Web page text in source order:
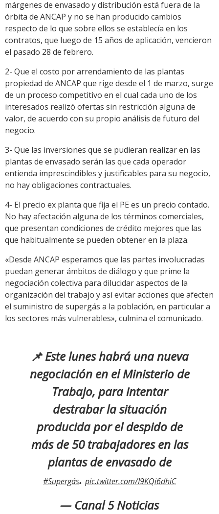
márgenes de envasado y distribución está fuera de la
órbita de ANCAP y no se han producido cambios
respecto de lo que sobre ellos se establecía en los
contratos, que luego de 15 años de aplicación, vencieron
el pasado 28 de febrero.
2- Que el costo por arrendamiento de las plantas
propiedad de ANCAP que rige desde el 1 de marzo, surge
de un proceso competitivo en el cual cada uno de los
interesados realizó ofertas sin restricción alguna de
valor, de acuerdo con su propio análisis de futuro del
negocio.
3- Que las inversiones que se pudieran realizar en las
plantas de envasado serán las que cada operador
entienda imprescindibles y justificables para su negocio,
no hay obligaciones contractuales.
4- El precio ex planta que fija el PE es un precio contado.
No hay afectación alguna de los términos comerciales,
que presentan condiciones de crédito mejores que las
que habitualmente se pueden obtener en la plaza.
«Desde ANCAP esperamos que las partes involucradas
puedan generar ámbitos de diálogo y que prime la
negociación colectiva para dilucidar aspectos de la
organización del trabajo y así evitar acciones que afecten
el suministro de supergás a la población, en particular a
los sectores más vulnerables», culmina el comunicado.
📌 Este lunes habrá una nueva
negociación en el Ministerio de
Trabajo, para intentar
destrabar la situación
producida por el despido de
más de 50 trabajadores en las
plantas de envasado de
#Supergás. pic.twitter.com/I9KQi6dhiC
— Canal 5 Noticias